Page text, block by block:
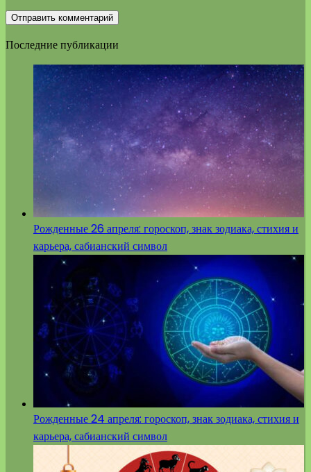
Последние публикации
Рожденные 26 апреля: гороскоп, знак зодиака, стихия и
карьера, сабианский символ
Рожденные 24 апреля: гороскоп, знак зодиака, стихия и
карьера, сабианский символ